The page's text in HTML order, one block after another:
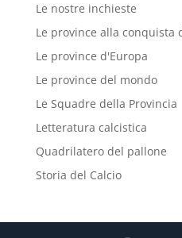
Le nostre inchieste
Le province alla conquista
Le province d'Europa
Le province del mondo
Le Squadre della Provincia
Letteratura calcistica
Quadrilatero del pallone
Storia del Calcio